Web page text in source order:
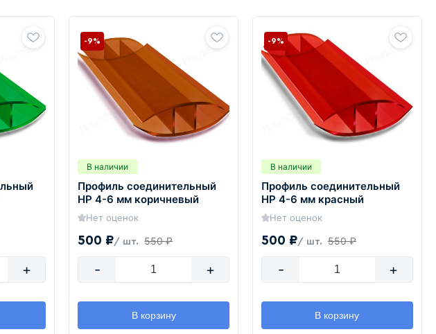
+
В наличии
Профиль соединительный
HP 4-6 мм коричневый
Нет оценок
500 ₽/ шт. 550 ₽
-9%
- +
В корзину
В наличии
Профиль соединительный
HP 4-6 мм красный
Нет оценок
500 ₽/ шт. 550 ₽
-9%
- +
В корзину